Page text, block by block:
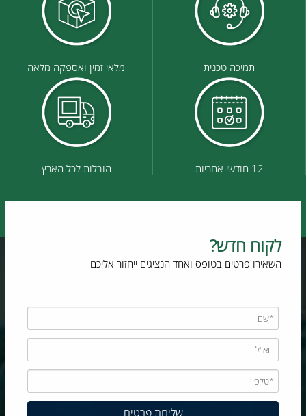
תמיכה טכנית מלאי זמין ואספקה מלאה
12 חודשי אחריות הובלות לכל הארץ
לקוח חדש?
השאירו פרטים בטופס ואחד הנציגים ייחזור אליכם